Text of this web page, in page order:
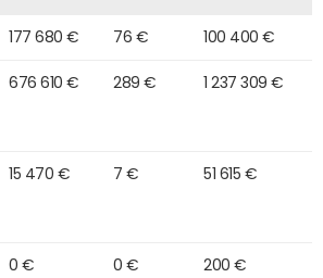
177 680 € 76 € 100 400 €
676 610 € 289 € 1 237 309 €
15 470 € 7 € 51 615 €
0 € 0 € 200 €